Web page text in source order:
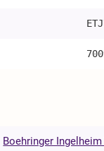
Boehringer